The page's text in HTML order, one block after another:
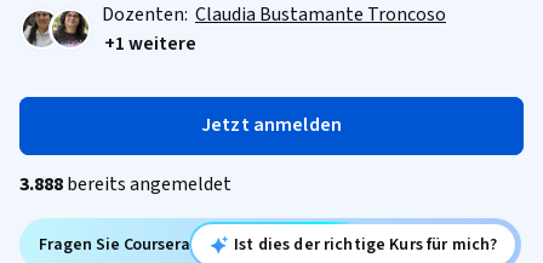
Dozenten: Claudia Bustamante Troncoso
+1 weitere
Jetzt anmelden
3.888bereits angemeldet
Fragen Sie Coursera Ist dies der richtige Kurs für mich?